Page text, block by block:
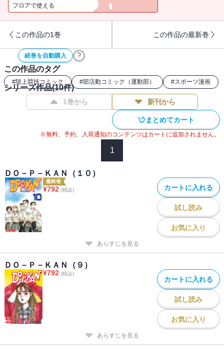
フロアで使える
この作品の1巻 この作品の最新巻
続巻を自動購入
この作品のタグ
#陸上競技コミック #部活動コミック（運動部） #スポーツ漫画
シリーズ作品(10件)
1巻から 新刊から
まとめてカート
※無料、予約、入荷通知のコンテンツはカートに追加されません。
1
ＤＯ－Ｐ－ＫＡＮ（１０）
最終巻
¥792 (税込) カートに入れる
試し読み
お気に入り
あらすじを見る
ＤＯ－Ｐ－ＫＡＮ（９）
¥792 (税込)
カートに入れる
試し読み
お気に入り
あらすじを見る